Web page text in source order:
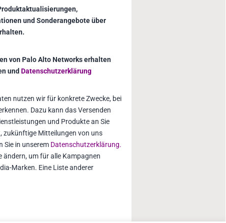
und Sonderangebote über
von Palo Alto Networks erhalten
und Datenschutzerklärung
nutzen wir für konkrete Zwecke, bei
Dazu kann das Versenden
und Produkte an Sie
zukünftige Mitteilungen von uns
Sie in unserem Datenschutzerklärung.
ändern, um für alle Kampagnen
Marken. Eine Liste anderer